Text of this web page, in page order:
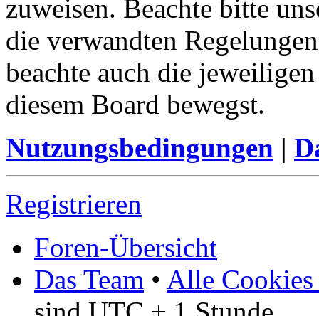
zuweisen. Beachte bitte
die verwandten
beachte auch die
diesem Board bewegst.
Nutzungsbedingungen |
Registrieren
Foren-Übersicht
Das Team • Alle Cookies